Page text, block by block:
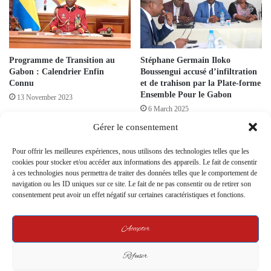
Gérer le consentement
Pour offrir les meilleures expériences, nous utilisons des technologies telles que les
cookies pour stocker et/ou accéder aux informations des appareils. Le fait de consentir
à ces technologies nous permettra de traiter des données telles que le comportement de
navigation ou les ID uniques sur ce site. Le fait de ne pas consentir ou de retirer son
consentement peut avoir un effet négatif sur certaines caractéristiques et fonctions.
Accepter
Refuser
Programme de Transition au
Gabon : Calendrier Enfin
Connu
13 November 2023
Stéphane Germain Iloko
Boussengui accusé d’infiltration
et de trahison par la Plate-forme
Ensemble Pour le Gabon
6 March 2025
Chef de l’État: Un Appel à
l’Amélioration ou un Risque de
Révocation pour Jeannot Kalima
la mémoire de Joseph
Rendjambé Issani